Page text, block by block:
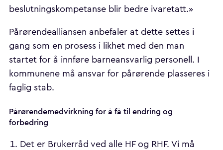
beslutningskompetanse blir bedre ivaretatt.»
Pårørendealliansen anbefaler at dette settes i
gang som en prosess i likhet med den man
startet for å innføre barneansvarlig personell. I
kommunene må ansvar for pårørende plasseres i
faglig stab.
Pårørendemedvirkning for å få til endring og
forbedring
Det er Brukerråd ved alle HF og RHF. Vi må